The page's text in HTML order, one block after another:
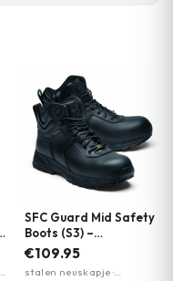
SFC Guard Mid Safety
Boots (S3) –
Werkschoenen | Shoes
€109.95
stalen neuskapje ·